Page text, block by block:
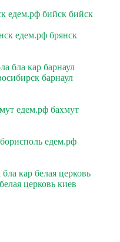
едем.рф бийск бийск
едем.рф брянск
бла кар барнаул
барнаул
едем.рф бахмут
едем.рф
кар белая церковь
церковь киев